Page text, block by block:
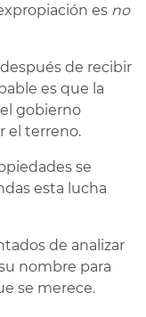
es no
de recibir
es que la
gobierno
el terreno.
se
esta lucha
de analizar
nombre para
se merece.